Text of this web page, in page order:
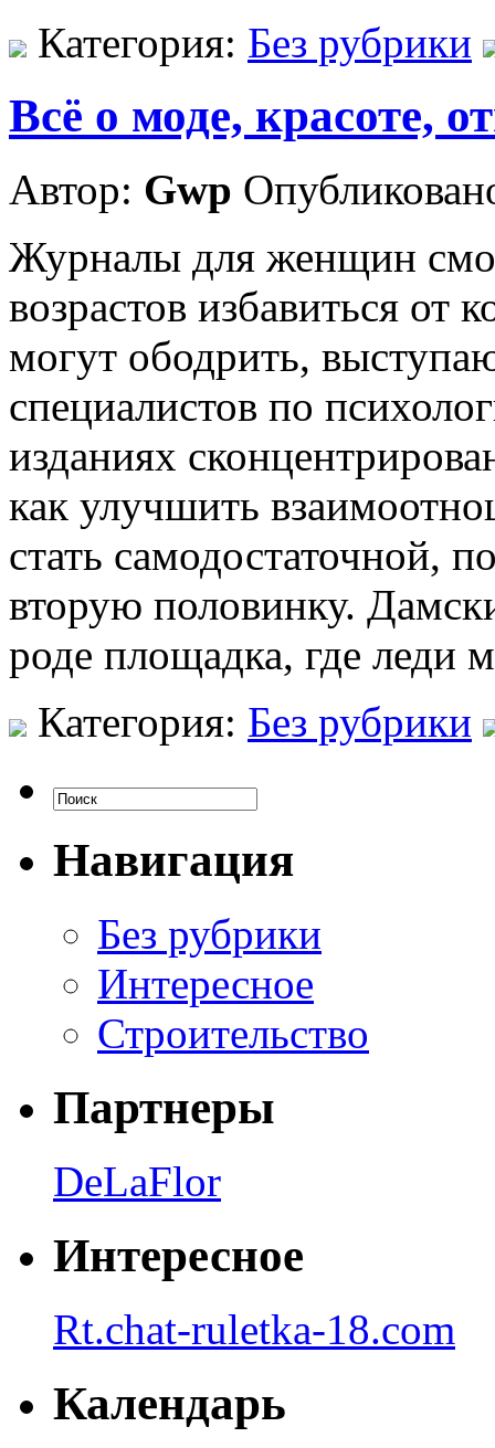
Категория: Без рубрики
Всё о моде, красоте,
Автор: Gwp
Журналы для женщин
возрастов избавиться от
могут ободрить,
специалистов по
изданиях
как улучшить
стать самодостаточной,
вторую половинку.
роде площадка, где леди
Категория: Без рубрики
Навигация
Без рубрики
Интересное
Строительство
Партнеры
DeLaFlor
Интересное
Rt.chat-ruletka-18.com
Календарь